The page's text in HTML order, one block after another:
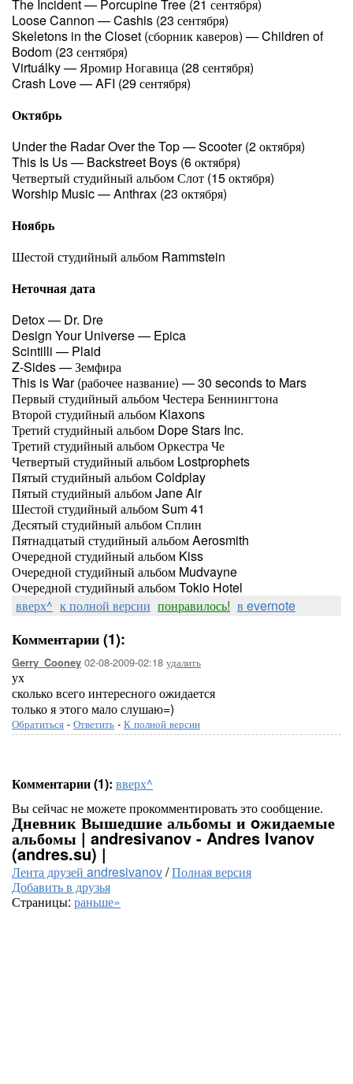
The Incident — Porcupine Tree (21 сентября)
Loose Cannon — Cashis (23 сентября)
Skeletons in the Closet (сборник каверов) — Children of
Bodom (23 сентября)
Virtuálky — Яромир Ногавица (28 сентября)
Crash Love — AFI (29 сентября)
Октябрь
Under the Radar Over the Top — Scooter (2 октября)
This Is Us — Backstreet Boys (6 октября)
Четвертый студийный альбом Слот (15 октября)
Worship Music — Anthrax (23 октября)
Ноябрь
Шестой студийный альбом Rammstein
Неточная дата
Detox — Dr. Dre
Design Your Universe — Epica
Scintilli — Plaid
Z-Sides — Земфира
This is War (рабочее название) — 30 seconds to Mars
Первый студийный альбом Честера Беннингтона
Второй студийный альбом Klaxons
Третий студийный альбом Dope Stars Inc.
Третий студийный альбом Оркестра Че
Четвертый студийный альбом Lostprophets
Пятый студийный альбом Coldplay
Пятый студийный альбом Jane Air
Шестой студийный альбом Sum 41
Десятый студийный альбом Сплин
Пятнадцатый студийный альбом Aerosmith
Очередной студийный альбом Kiss
Очередной студийный альбом Mudvayne
Очередной студийный альбом Tokio Hotel
вверх^ к полной версии понравилось! в evernote
Комментарии (1):
Gerry_Cooney 02-08-2009-02:18 удалить
ух
сколько всего интересного ожидается
только я этого мало слушаю=)
Обратиться - Ответить - К полной версии
Комментарии (1): вверх^
Вы сейчас не можете прокомментировать это сообщение.
Дневник Вышедшие альбомы и oжидаемые
альбомы | andresivanov - Andres Ivanov
(andres.su) |
Лента друзей andresivanov/Полная версия
Добавить в друзья
Страницы: раньше»